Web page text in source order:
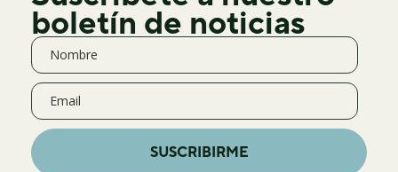
boletín de noticias
SUSCRIBIRME